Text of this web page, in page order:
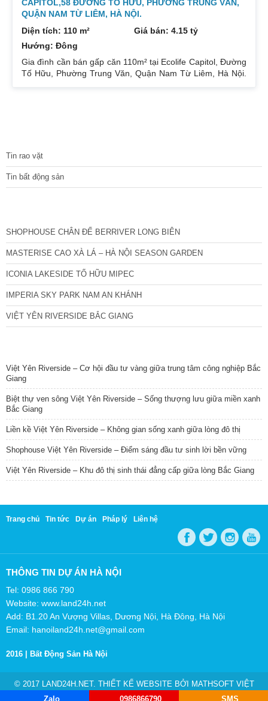
CAPITOL,58 ĐƯỜNG TỐ HỮU, PHƯỜNG TRUNG VĂN,
QUẬN NAM TỪ LIÊM, HÀ NỘI.
Diện tích: 110 m²
Giá bán: 4.15 tỷ
Hướng: Đông
Gia đình cần bán gấp căn 110m² tại Ecolife Capitol, Đường
Tố Hữu, Phường Trung Văn, Quận Nam Từ Liêm, Hà Nội.
Tin rao vặt
Tin bất động sản
SHOPHOUSE CHÂN ĐẾ BERRIVER LONG BIÊN
MASTERISE CAO XÀ LÁ – HÀ NỘI SEASON GARDEN
ICONIA LAKESIDE TỐ HỮU MIPEC
IMPERIA SKY PARK NAM AN KHÁNH
VIỆT YÊN RIVERSIDE BẮC GIANG
Việt Yên Riverside – Cơ hội đầu tư vàng giữa trung tâm công nghiệp Bắc
Giang
Biệt thự ven sông Việt Yên Riverside – Sống thượng lưu giữa miền xanh
Bắc Giang
Liền kề Việt Yên Riverside – Không gian sống xanh giữa lòng đô thị
Shophouse Việt Yên Riverside – Điểm sáng đầu tư sinh lời bền vững
Việt Yên Riverside – Khu đô thị sinh thái đẳng cấp giữa lòng Bắc Giang
Trang chủ Tin tức Dự án Pháp lý Liên hệ
THÔNG TIN DỰ ÁN HÀ NỘI
Tel: 0986 866 790
Website: www.land24h.net
Add: B1.20 An Vượng Villas, Dương Nội, Hà Đông, Hà Nội
Email: hanoiland24h.net@gmail.com
2016 | Bất Động Sản Hà Nội
© 2017 LAND24H.NET. THIẾT KẾ WEBSITE BỞI
MATHSOFT VIỆT
NAM
Zalo 0986866790 SMS